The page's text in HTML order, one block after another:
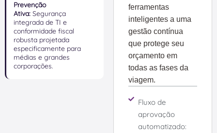
Prevenção
Ativa: Segurança
integrada de TI e
conformidade fiscal
robusta projetada
especificamente para
médias e grandes
corporações.
ferramentas
inteligentes a uma
gestão contínua
que protege seu
orçamento em
todas as fases da
viagem.
Fluxo de
aprovação
automatizado: